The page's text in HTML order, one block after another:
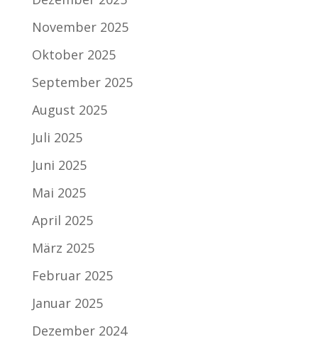
November 2025
Oktober 2025
September 2025
August 2025
Juli 2025
Juni 2025
Mai 2025
April 2025
März 2025
Februar 2025
Januar 2025
Dezember 2024